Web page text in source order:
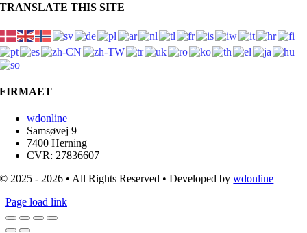
TRANSLATE THIS SITE
FIRMAET
wdonline
Samsøvej 9
7400 Herning
CVR: 27836607
© 2025 - 2026 • All Rights Reserved • Developed bywdonline
Page load link